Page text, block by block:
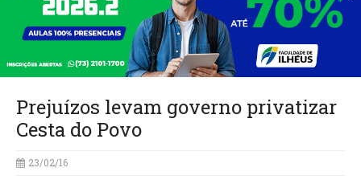
Prejuízos levam governo privatizar
Cesta do Povo
23/02/16